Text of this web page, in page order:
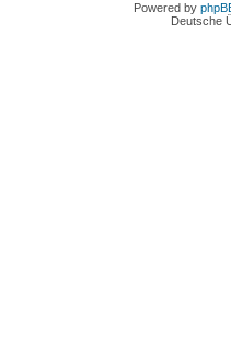
Powered by
Deutsche